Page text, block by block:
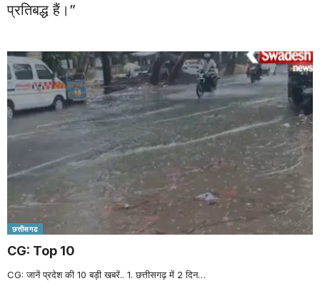
प्रतिबद्ध हैं।”
छत्तीसगढ
CG: Top 10
CG: जानें प्रदेश की 10 बड़ी खबरें.. 1. छत्तीसगढ़ में 2 दिन…